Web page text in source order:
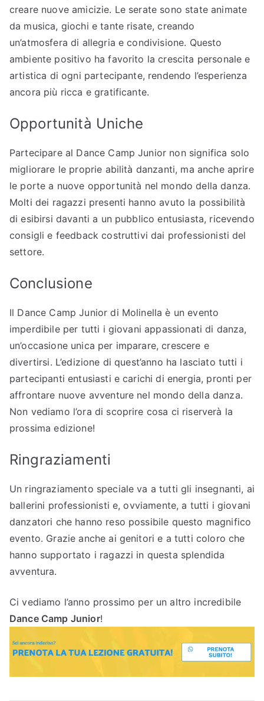
creare nuove amicizie. Le serate sono state animate
da musica, giochi e tante risate, creando
un’atmosfera di allegria e condivisione. Questo
ambiente positivo ha favorito la crescita personale e
artistica di ogni partecipante, rendendo l’esperienza
ancora più ricca e gratificante.
Opportunità Uniche
Partecipare al Dance Camp Junior non significa solo
migliorare le proprie abilità danzanti, ma anche aprire
le porte a nuove opportunità nel mondo della danza.
Molti dei ragazzi presenti hanno avuto la possibilità
di esibirsi davanti a un pubblico entusiasta, ricevendo
consigli e feedback costruttivi dai professionisti del
settore.
Conclusione
Il Dance Camp Junior di Molinella è un evento
imperdibile per tutti i giovani appassionati di danza,
un’occasione unica per imparare, crescere e
divertirsi. L’edizione di quest’anno ha lasciato tutti i
partecipanti entusiasti e carichi di energia, pronti per
affrontare nuove avventure nel mondo della danza.
Non vediamo l’ora di scoprire cosa ci riserverà la
prossima edizione!
Ringraziamenti
Un ringraziamento speciale va a tutti gli insegnanti, ai
ballerini professionisti e, ovviamente, a tutti i giovani
danzatori che hanno reso possibile questo magnifico
evento. Grazie anche ai genitori e a tutti coloro che
hanno supportato i ragazzi in questa splendida
avventura.
Ci vediamo l’anno prossimo per un altro incredibile
Dance Camp Junior!